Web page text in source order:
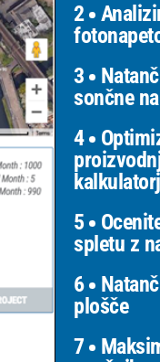
2
3
sončne
4
5
spletu z
6
plošče
7